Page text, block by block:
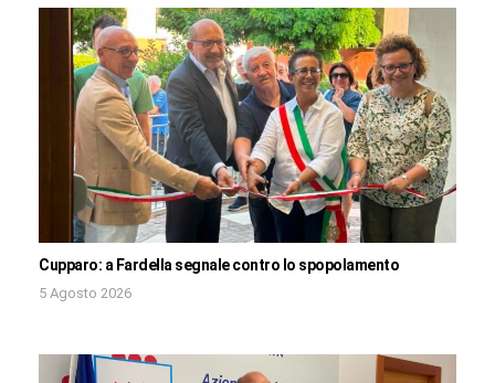
Cupparo: a Fardella segnale contro lo spopolamento
5 Agosto 2026